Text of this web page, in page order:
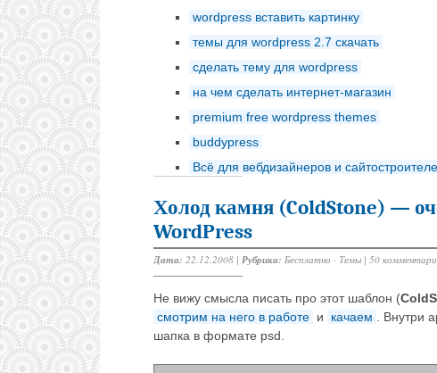
wordpress вставить картинку
темы для wordpress 2.7 скачать
сделать тему для wordpress
на чем сделать интернет-магазин
premium free wordpress themes
buddypress
Всё для вебдизайнеров и
Холод камня (ColdStone) —
WordPress
Дата: 22.12.2008 | Рубрика: Бесплатно · Темы | 50
Не вижу смысла писать про этот шаблон (
смотрим на него в работе и качаем
. Внутри
шапка в формате psd.